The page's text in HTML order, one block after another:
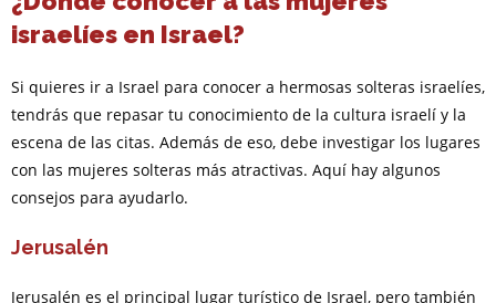
israelíes en Israel?
Si quieres ir a Israel para conocer a hermosas solteras israelíes,
tendrás que repasar tu conocimiento de la cultura israelí y la
escena de las citas. Además de eso, debe investigar los lugares
con las mujeres solteras más atractivas. Aquí hay algunos
consejos para ayudarlo.
Jerusalén
Jerusalén es el principal lugar turístico de Israel, pero también